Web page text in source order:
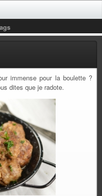
immense pour la boulette ?
dites que je radote.